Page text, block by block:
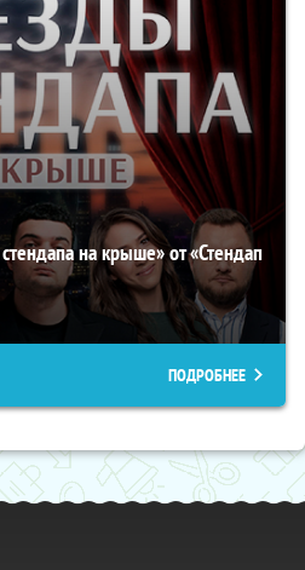
на крыше» от «Стендап
ПОДРОБНЕЕ